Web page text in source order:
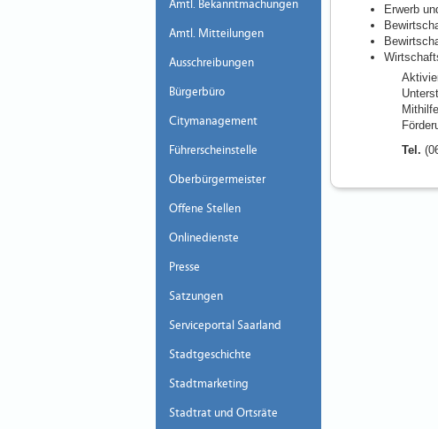
Amtl. Bekanntmachungen
Amtl. Mitteilungen
Ausschreibungen
Bürgerbüro
Citymanagement
Führerscheinstelle
Oberbürgermeister
Offene Stellen
Onlinedienste
Presse
Satzungen
Serviceportal Saarland
Stadtgeschichte
Stadtmarketing
Stadtrat und Ortsräte
Erwerb
Tel.